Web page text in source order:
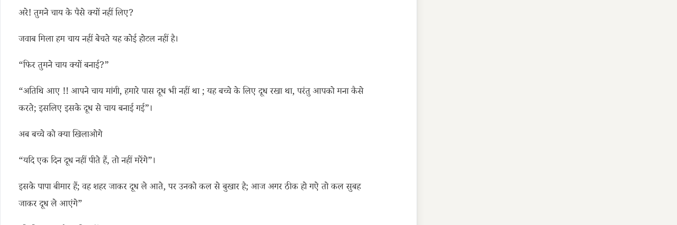
अरे! तुमने चाय के पैसे क्यों नहीं लिए?
जवाब मिला हम चाय नहीं बेचते यह कोई होटल नहीं है।
“फिर तुमने चाय क्यों बनाई?”
“अतिथि आए !! आपने चाय मांगी, हमारे पास दूध भी नहीं था ; यह बच्चे के लिए दूध रखा था, परंतु आपको मना कैसे
करते; इसलिए इसके दूध से चाय बनाई गई”।
अब बच्चे को क्या खिलाओगे
“यदि एक दिन दूध नहीं पीते हैं, तो नहीं मरेंगे”।
इसके पापा बीमार हैं; वह शहर जाकर दूध ले आते, पर उनको कल से बुखार है; आज अगर ठीक हो गऐ तो कल सुबह
जाकर दूध ले आएंगे”